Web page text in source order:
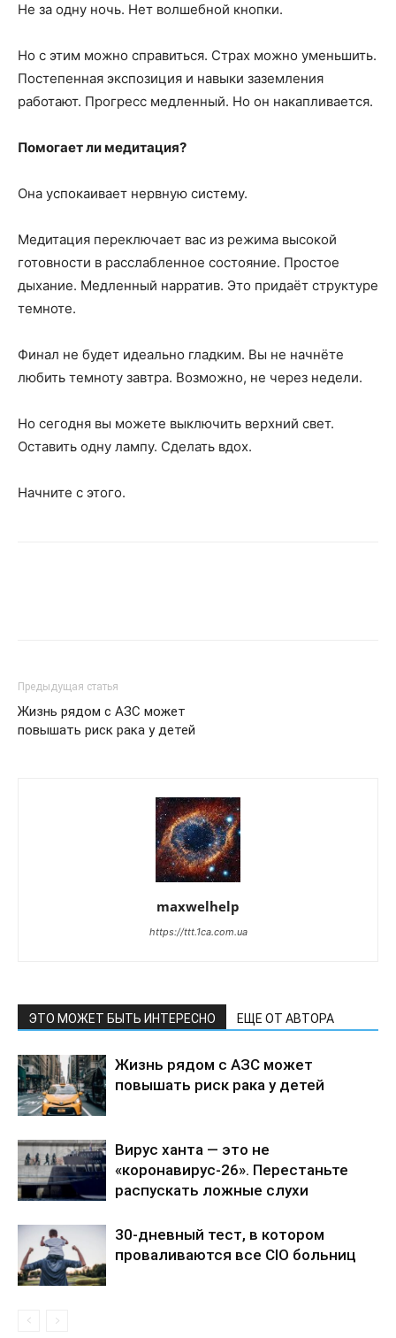
Не за одну ночь. Нет волшебной кнопки.
Но с этим можно справиться. Страх можно уменьшить.
Постепенная экспозиция и навыки заземления
работают. Прогресс медленный. Но он накапливается.
Помогает ли медитация?
Она успокаивает нервную систему.
Медитация переключает вас из режима высокой
готовности в расслабленное состояние. Простое
дыхание. Медленный нарратив. Это придаёт структуре
темноте.
Финал не будет идеально гладким. Вы не начнёте
любить темноту завтра. Возможно, не через недели.
Но сегодня вы можете выключить верхний свет.
Оставить одну лампу. Сделать вдох.
Начните с этого.
Предыдущая статья
Жизнь рядом с АЗС может
повышать риск рака у детей
maxwelhelp
https://ttt.1ca.com.ua
ЭТО МОЖЕТ БЫТЬ ИНТЕРЕСНО ЕЩЕ ОТ АВТОРА
Жизнь рядом с АЗС может
повышать риск рака у детей
Вирус ханта — это не
«коронавирус-26». Перестаньте
распускать ложные слухи
30-дневный тест, в котором
проваливаются все CIO больниц